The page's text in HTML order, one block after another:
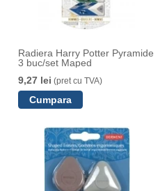
Radiera Harry Potter Pyramide
3 buc/set Maped
9,27 lei (pret cu TVA)